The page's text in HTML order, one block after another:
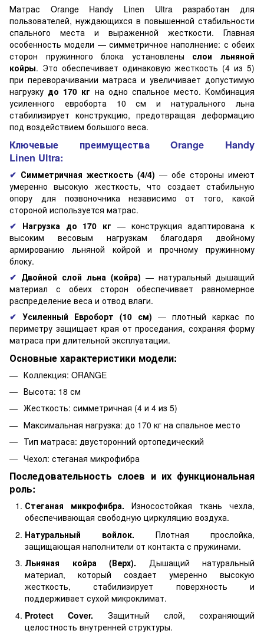
Матрас Orange Handy Linen Ultra разработан для
пользователей, нуждающихся в повышенной стабильности
спального места и выраженной жесткости. Главная
особенность модели — симметричное наполнение: с обеих
сторон пружинного блока установлены слои льняной
койры. Это обеспечивает одинаковую жесткость (4 из 5)
при переворачивании матраса и увеличивает допустимую
нагрузку до 170 кг на одно спальное место. Комбинация
усиленного евроборта 10 см и натурального льна
стабилизирует конструкцию, предотвращая деформацию
под воздействием большого веса.
Ключевые преимущества Orange Handy
Linen Ultra:
✔ Симметричная жесткость (4/4) — обе стороны имеют
умеренно высокую жесткость, что создает стабильную
опору для позвоночника независимо от того, какой
стороной используется матрас.
✔ Нагрузка до 170 кг — конструкция адаптирована к
высоким весовым нагрузкам благодаря двойному
армированию льняной койрой и прочному пружинному
блоку.
✔ Двойной слой льна (койра) — натуральный дышащий
материал с обеих сторон обеспечивает равномерное
распределение веса и отвод влаги.
✔ Усиленный Евроборт (10 см) — плотный каркас по
периметру защищает края от проседания, сохраняя форму
матраса при длительной эксплуатации.
Основные характеристики модели:
Коллекция: ORANGE
Высота: 18 см
Жесткость: симметричная (4 и 4 из 5)
Максимальная нагрузка: до 170 кг на спальное место
Тип матраса: двусторонний ортопедический
Чехол: стеганая микрофибра
Последовательность слоев и их функциональная
роль:
Стеганая микрофибра. Износостойкая ткань чехла,
обеспечивающая свободную циркуляцию воздуха.
Натуральный войлок. Плотная прослойка,
защищающая наполнители от контакта с пружинами.
Льняная койра (Верх). Дышащий натуральный
материал, который создает умеренно высокую
жесткость, стабилизирует поверхность и
поддерживает сухой микроклимат.
Protect Cover. Защитный слой, сохраняющий
целостность внутренней структуры.